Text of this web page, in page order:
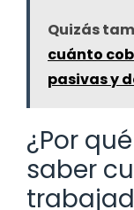
Quizás
cuánto
pasivas y
¿Por
saber